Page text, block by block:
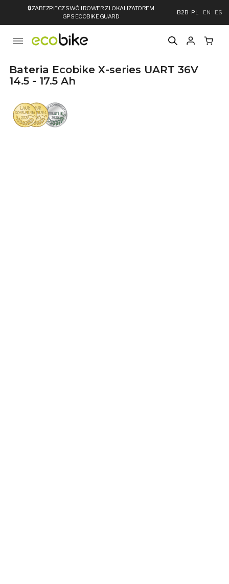
🔒ZABEZPIECZ SWÓJ ROWER Z LOKALIZATOREM
GPS ECOBIKE GUARD
B2B PL EN ES
Bateria Ecobike X-series UART 36V
14.5 - 17.5 Ah